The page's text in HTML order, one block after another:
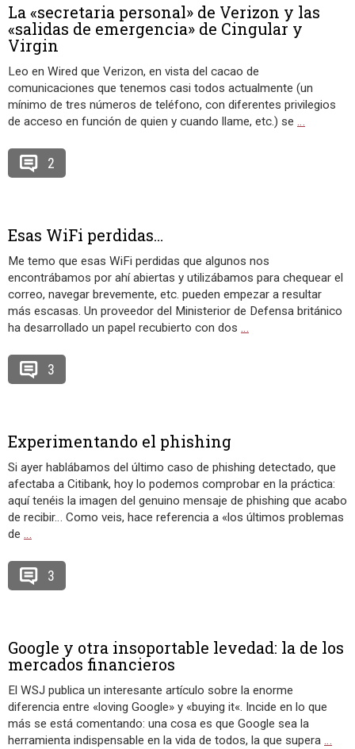
La «secretaria personal» de Verizon y las
«salidas de emergencia» de Cingular y
Virgin
Leo en Wired que Verizon, en vista del cacao de
comunicaciones que tenemos casi todos actualmente (un
mínimo de tres números de teléfono, con diferentes privilegios
de acceso en función de quien y cuando llame, etc.) se …
2
Esas WiFi perdidas…
Me temo que esas WiFi perdidas que algunos nos
encontrábamos por ahí abiertas y utilizábamos para chequear el
correo, navegar brevemente, etc. pueden empezar a resultar
más escasas. Un proveedor del Ministerior de Defensa británico
ha desarrollado un papel recubierto con dos …
3
Experimentando el phishing
Si ayer hablábamos del último caso de phishing detectado, que
afectaba a Citibank, hoy lo podemos comprobar en la práctica:
aquí tenéis la imagen del genuino mensaje de phishing que acabo
de recibir… Como veis, hace referencia a «los últimos problemas
de …
3
Google y otra insoportable levedad: la de los
mercados financieros
El WSJ publica un interesante artículo sobre la enorme
diferencia entre «loving Google» y «buying it«. Incide en lo que
más se está comentando: una cosa es que Google sea la
herramienta indispensable en la vida de todos, la que supera …